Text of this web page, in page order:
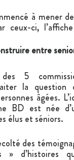
à mener
ceux-ci,
entre
5
la question
âgées.
BD est née
élus et séniors.
des
d’histoires